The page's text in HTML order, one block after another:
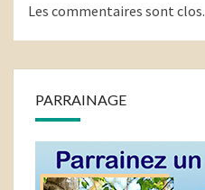
Les commentaires sont clos.
PARRAINAGE